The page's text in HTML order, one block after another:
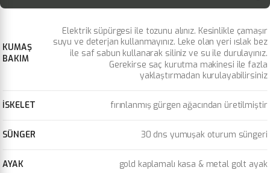
KUMAŞ
BAKIM
Elektrik süpürgesi ile tozunu alınız. Kesinlikle çamaşır
suyu ve deterjan kullanmayınız. Leke olan yeri ıslak bez
ile saf sabun kullanarak siliniz ve su ile durulayınız.
Gerekirse saç kurutma makinesi ile fazla
yaklaştırmadan kurulayabilirsiniz
İSKELET fırınlanmış gürgen ağacından üretilmiştir
SÜNGER 30 dns yumuşak oturum süngeri
AYAK gold kaplamalı kasa & metal golt ayak